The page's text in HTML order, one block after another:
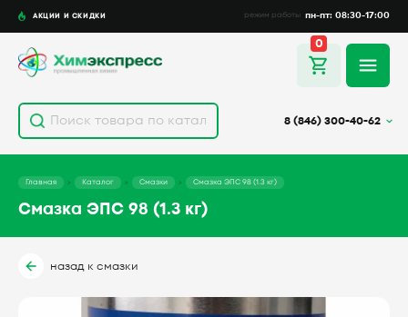
АКЦИИ И СКИДКИ режим работы пн-пт: 08:30-17:00
8 (846) 300-40-62
0
Главная Каталог Смазки Смазка ЭПС 98 (1.3 кг)
Смазка ЭПС 98 (1.3 кг)
назад к смазки